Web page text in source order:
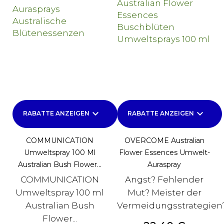
RABATTE ANZEIGEN keyboard_arrow_down
COMMUNICATION
Umweltspray 100 Ml
Australian Bush Flower...
COMMUNICATION
Umweltspray 100 ml
Australian Bush
Flower...
RABATTE ANZEIGEN keyboard_arrow_down
OVERCOME Australian
Flower Essences Umwelt-
Auraspray
Angst? Fehlender
Mut? Meister der